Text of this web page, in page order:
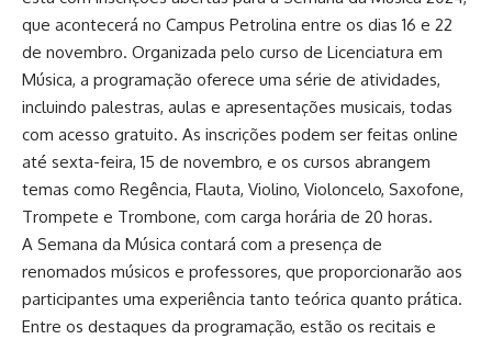
que acontecerá no Campus Petrolina entre os dias 16 e 22
de novembro. Organizada pelo curso de Licenciatura em
Música, a programação oferece uma série de atividades,
incluindo palestras, aulas e apresentações musicais, todas
com acesso gratuito. As inscrições podem ser feitas online
até sexta-feira, 15 de novembro, e os cursos abrangem
temas como Regência, Flauta, Violino, Violoncelo, Saxofone,
Trompete e Trombone, com carga horária de 20 horas.
A Semana da Música contará com a presença de
renomados músicos e professores, que proporcionarão aos
participantes uma experiência tanto teórica quanto prática.
Entre os destaques da programação, estão os recitais e